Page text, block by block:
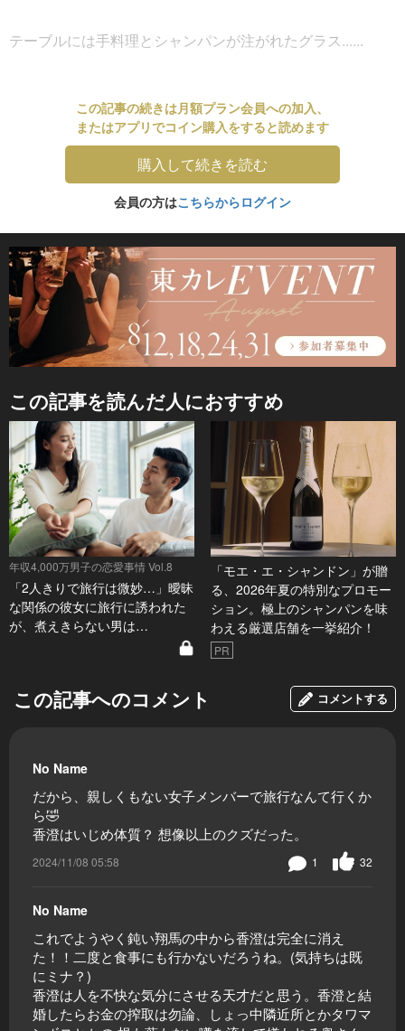
テーブルには手料理とシャンパンが注がれたグラス......
この記事の続きは月額プラン会員への加入、
またはアプリでコイン購入をすると読めます
購入して続きを読む
会員の方はこちらからログイン
この記事を読んだ人におすすめ
年収4,000万男子の恋愛事情 Vol.8
「2人きりで旅行は微妙…」曖昧
な関係の彼女に旅行に誘われた
が、煮えきらない男は…
「モエ・エ・シャンドン」が贈
る、2026年夏の特別なプロモー
ション。極上のシャンパンを味
わえる厳選店舗を一挙紹介！
PR
この記事へのコメント コメントする
No Name
だから、親しくもない女子メンバーで旅行なんて行くか
ら🤣
香澄はいじめ体質？ 想像以上のクズだった。
2024/11/08 05:58 32
1
No Name
これでようやく鈍い翔馬の中から香澄は完全に消え
た！！二度と食事にも行かないだろうね。(気持ちは既
にミナ？)
香澄は人を不快な気分にさせる天才だと思う。香澄と結
婚したらお金の搾取は勿論、しょっ中隣近所とかタワマ